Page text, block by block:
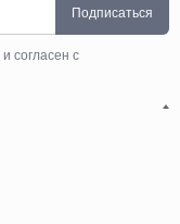
Подписаться
и согласен с